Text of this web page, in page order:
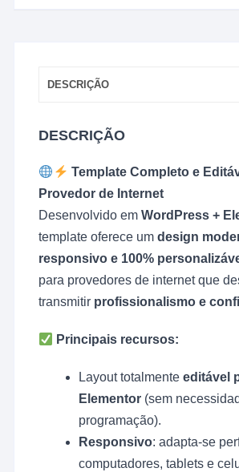
DESCRIÇÃO
DESCRIÇÃO
Template Completo e
Provedor de Internet
Desenvolvido emWordPress +
template oferece umdesign
responsivo e 100%
para provedores de internet que
transmitir profissionalismo e
Principais recursos:
Layout totalmenteeditável
Elementor (sem
programação).
Responsivo: adapta-se
computadores, tablets e